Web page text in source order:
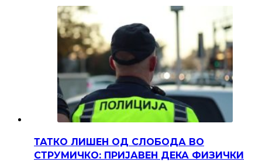
ТАТКО ЛИШЕН ОД СЛОБОДА ВО
СТРУМИЧКО: ПРИЈАВЕН ДЕКА ФИЗИЧКИ